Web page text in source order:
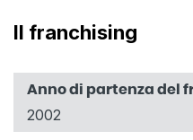
Il franchising
Anno di partenza del
2002